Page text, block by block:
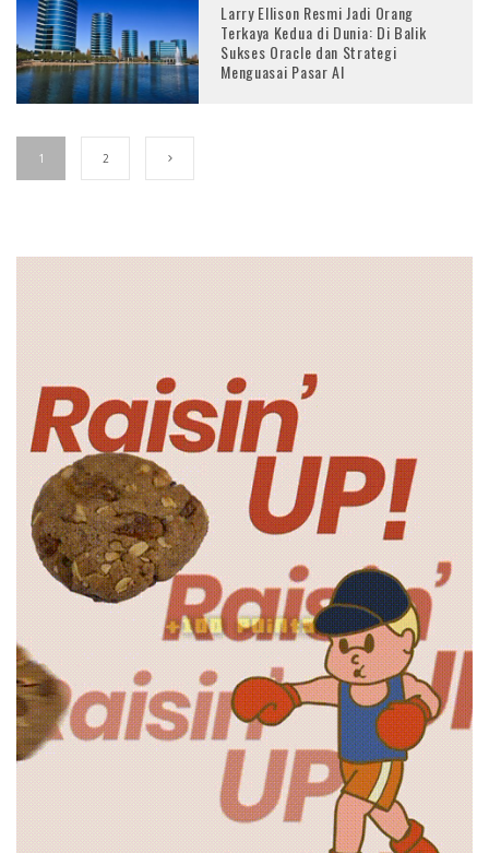
Larry Ellison Resmi Jadi Orang
Terkaya Kedua di Dunia: Di Balik
Sukses Oracle dan Strategi
Menguasai Pasar AI
1 2